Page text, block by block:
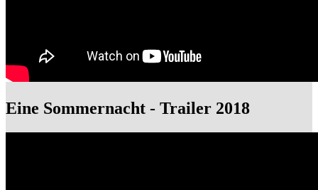
Eine Sommernacht - Trailer 2018